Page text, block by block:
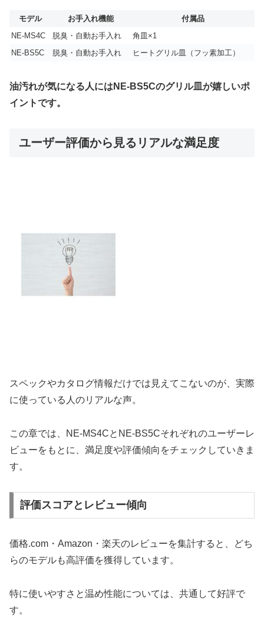
モデル お手入れ機能
付属品
NE-MS4C
脱臭・自動お手入れ
角皿×1
NE-BS5C
脱臭・自動お手入れ ヒートグリル皿（フッ素加工）
油汚れが気になる人にはNE-BS5Cのグリル皿が嬉しいポ
イントです。
ユーザー評価から見るリアルな満足度
スペックやカタログ情報だけでは見えてこないのが、実際
に使っている人のリアルな声。
この章では、NE-MS4CとNE-BS5Cそれぞれのユーザーレ
ビューをもとに、満足度や評価傾向をチェックしていきま
す。
評価スコアとレビュー傾向
価格.com・Amazon・楽天のレビューを集計すると、どち
らのモデルも高評価を獲得しています。
特に使いやすさと温め性能については、共通して好評で
す。